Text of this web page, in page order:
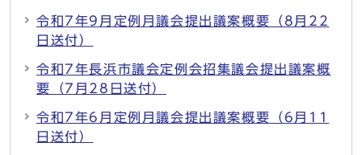
令和7年9月定例月議会提出議案概要（8月22
日送付）
令和7年長浜市議会定例会招集議会提出議案概
要（7月28日送付）
令和7年6月定例月議会提出議案概要（6月11
日送付）